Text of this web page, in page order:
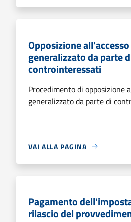
Opposizione
generalizzato da parte
controinteressati
Procedimento di opposizione
generalizzato da parte di
VAI ALLA PAGINA
Pagamento
rilascio del